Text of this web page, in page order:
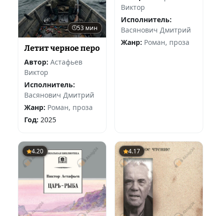
53 мин
Летит черное перо
Автор: Астафьев
Виктор
Исполнитель:
Васянович Дмитрий
Жанр: Роман, проза
Год: 2025
Виктор
Исполнитель:
Васянович Дмитрий
Жанр: Роман, проза
4.20 4.17